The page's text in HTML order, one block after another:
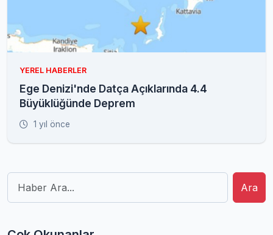
YEREL HABERLER
Ege Denizi'nde Datça Açıklarında 4.4
Büyüklüğünde Deprem
1 yıl önce
Ara